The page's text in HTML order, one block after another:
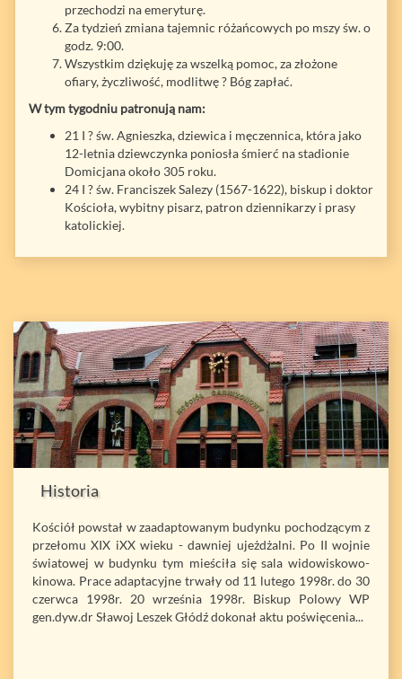
przechodzi na emeryturę.
Za tydzień zmiana tajemnic różańcowych po mszy św. o
godz. 9:00.
Wszystkim dziękuję za wszelką pomoc, za złożone
ofiary, życzliwość, modlitwę ? Bóg zapłać.
W tym tygodniu patronują nam:
21 I ? św. Agnieszka, dziewica i męczennica, która jako
12-letnia dziewczynka poniosła śmierć na stadionie
Domicjana około 305 roku.
24 I ? św. Franciszek Salezy (1567-1622), biskup i doktor
Kościoła, wybitny pisarz, patron dziennikarzy i prasy
katolickiej.
Historia
Kościół powstał w zaadaptowanym budynku pochodzącym z
przełomu XIX iXX wieku - dawniej ujeżdżalni. Po II wojnie
światowej w budynku tym mieściła się sala widowiskowo-
kinowa. Prace adaptacyjne trwały od 11 lutego 1998r. do 30
czerwca 1998r. 20 września 1998r. Biskup Polowy WP
gen.dyw.dr Sławoj Leszek Głódź dokonał aktu poświęcenia...